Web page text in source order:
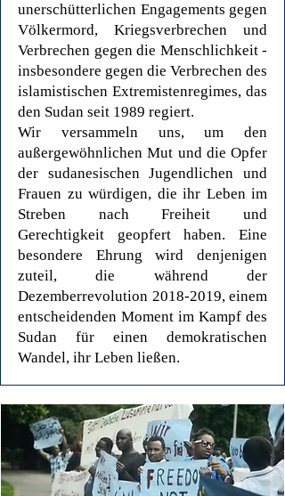
unerschütterlichen Engagements gegen
Völkermord, Kriegsverbrechen und
Verbrechen gegen die Menschlichkeit -
insbesondere gegen die Verbrechen des
islamistischen Extremistenregimes, das
den Sudan seit 1989 regiert.
Wir versammeln uns, um den
außergewöhnlichen Mut und die Opfer
der sudanesischen Jugendlichen und
Frauen zu würdigen, die ihr Leben im
Streben nach Freiheit und
Gerechtigkeit geopfert haben. Eine
besondere Ehrung wird denjenigen
zuteil, die während der
Dezemberrevolution 2018-2019, einem
entscheidenden Moment im Kampf des
Sudan für einen demokratischen
Wandel, ihr Leben ließen.